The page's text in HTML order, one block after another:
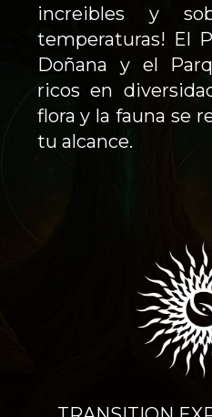
increibles y
temperaturas! El
Doñana y el
ricos en
flora y la fauna se
tu alcance.